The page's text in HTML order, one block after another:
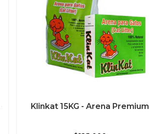
Klinkat 15KG - Arena Premium